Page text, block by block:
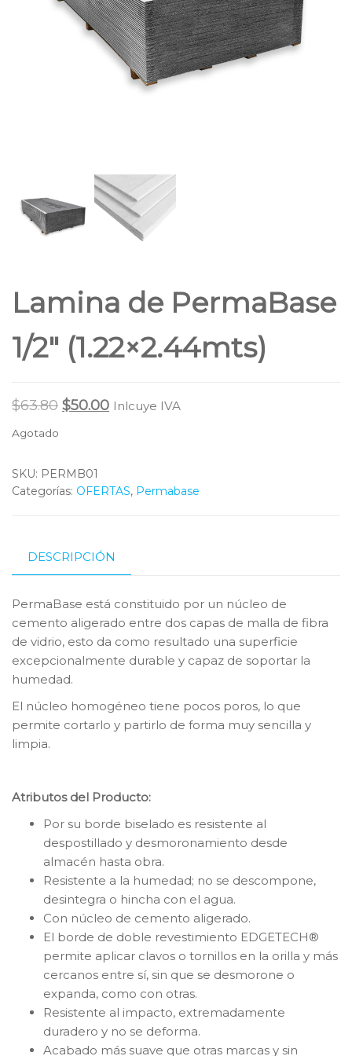
Lamina de PermaBase
1/2″ (1.22×2.44mts)
$63.80 Original
$63.80.
$50.00Current
Inlcuye IVA
Agotado
SKU: PERMB01
Categorías: OFERTAS, Permabase
DESCRIPCIÓN
PermaBase está constituido por un núcleo de
cemento aligerado entre dos capas de malla de fibra
de vidrio, esto da como resultado una superficie
excepcionalmente durable y capaz de soportar la
humedad.
El núcleo homogéneo tiene pocos poros, lo que
permite cortarlo y partirlo de forma muy sencilla y
limpia.
Atributos del Producto:
Por su borde biselado es resistente al
despostillado y desmoronamiento desde
almacén hasta obra.
Resistente a la humedad; no se descompone,
desintegra o hincha con el agua.
Con núcleo de cemento aligerado.
El borde de doble revestimiento EDGETECH®
permite aplicar clavos o tornillos en la orilla y más
cercanos entre sí, sin que se desmorone o
expanda, como con otras.
Resistente al impacto, extremadamente
duradero y no se deforma.
Acabado más suave que otras marcas y sin